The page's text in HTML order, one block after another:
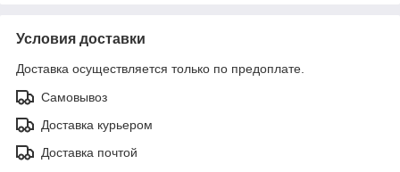
Условия доставки
Доставка осуществляется только по предоплате.
Самовывоз
Доставка курьером
Доставка почтой